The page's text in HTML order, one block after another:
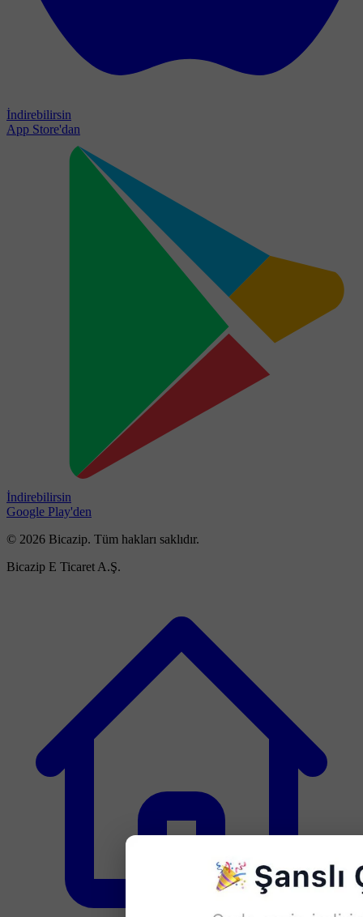
İndirebilirsin
App Store'dan
İndirebilirsin
Google Play'den
© 2026 Bicazip. Tüm hakları saklıdır.
Bicazip E Ticaret A.Ş.